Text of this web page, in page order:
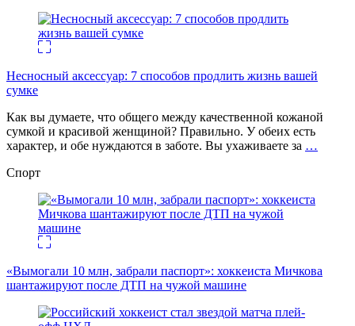
Несносный аксессуар: 7 способов продлить жизнь вашей
сумке
Как вы думаете, что общего между качественной кожаной
сумкой и красивой женщиной? Правильно. У обеих есть
характер, и обе нуждаются в заботе. Вы ухаживаете за …
Спорт
«Вымогали 10 млн, забрали паспорт»: хоккеиста Мичкова
шантажируют после ДТП на чужой машине